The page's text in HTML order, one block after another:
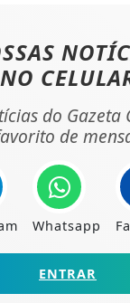
NO
do Gazeta
de
Whatsapp
ENTRAR